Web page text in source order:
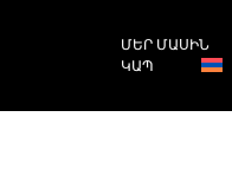
ՄԵՐ ՄԱՍԻՆ
ԿԱՊ